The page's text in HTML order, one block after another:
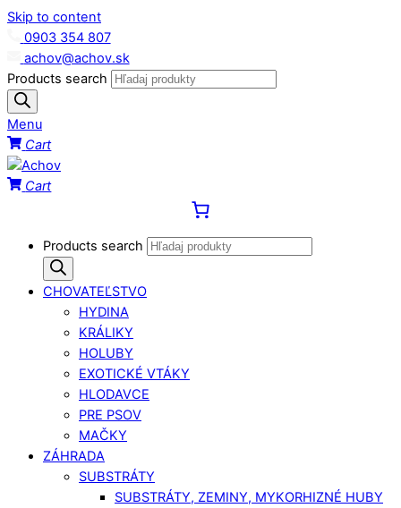
Skip to content
0903 354 807
achov@achov.sk
Products search
Menu
Cart
Cart
Products search
CHOVATEĽSTVO
HYDINA
KRÁLIKY
HOLUBY
EXOTICKÉ VTÁKY
HLODAVCE
PRE PSOV
MAČKY
ZÁHRADA
SUBSTRÁTY
SUBSTRÁTY, ZEMINY, MYKORHIZNÉ HUBY